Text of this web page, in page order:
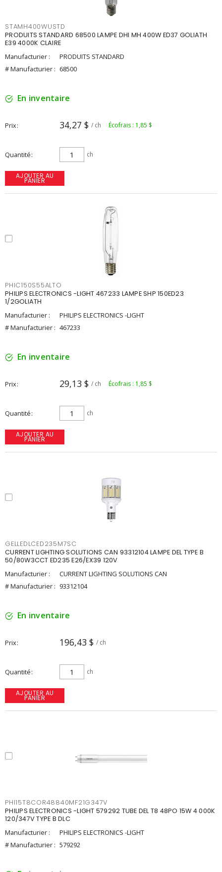
STAMH400WUSTD
PRODUITS STANDARD 68500 LAMPE DHI MH 400W ED37 GOLIATH
E39 4000K CLAIRE
Manufacturier :
PRODUITS STANDARD
# Manufacturier : 68500
En inventaire
Prix 34,27 $ / ch Écofrais : 1,85 $
Quantité ch
AJOUTER AU
PANIER
PHIC150S55ALTO
PHILIPS ELECTRONICS -LIGHT 467233 LAMPE SHP 150ED23
1/2GOLIATH
Manufacturier :
PHILIPS ELECTRONICS -LIGHT
# Manufacturier : 467233
En inventaire
Prix 29,13 $ / ch Écofrais : 1,85 $
Quantité ch
AJOUTER AU
PANIER
GELLEDLCED235M7SC
CURRENT LIGHTING SOLUTIONS CAN 93312104 LAMPE DEL TYPE B
50/80W3CCT ED235 E26/EX39 120V
Manufacturier :
CURRENT LIGHTING SOLUTIONS CAN
# Manufacturier : 93312104
En inventaire
Prix 196,43 $ / ch
Quantité ch
AJOUTER AU
PANIER
PHI15T8COR48840MF21G347V
PHILIPS ELECTRONICS -LIGHT 579292 TUBE DEL T8 48PO 15W 4 000K
120/347V TYPE B DLC
Manufacturier :
PHILIPS ELECTRONICS -LIGHT
# Manufacturier : 579292